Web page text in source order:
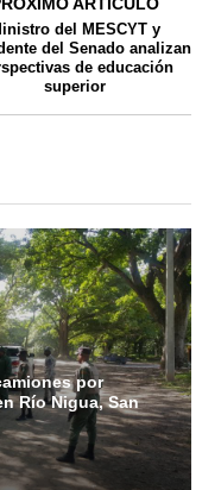
del MESCYT y
del Senado analizan
de educación
superior
por
Río Nigua, San